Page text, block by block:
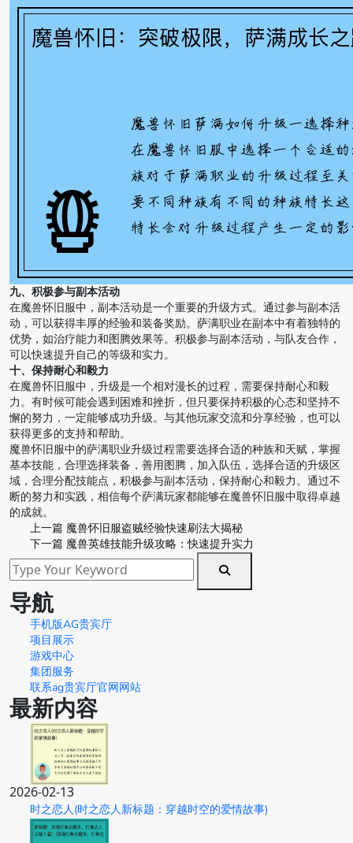
九、积极参与副本活动
在魔兽怀旧服中，副本活动是一个重要的升级方式。通过参与副本活
动，可以获得丰厚的经验和装备奖励。萨满职业在副本中有着独特的
优势，如治疗能力和图腾效果等。积极参与副本活动，与队友合作，
可以快速提升自己的等级和实力。
十、保持耐心和毅力
在魔兽怀旧服中，升级是一个相对漫长的过程，需要保持耐心和毅
力。有时候可能会遇到困难和挫折，但只要保持积极的心态和坚持不
懈的努力，一定能够成功升级。与其他玩家交流和分享经验，也可以
获得更多的支持和帮助。
魔兽怀旧服中的萨满职业升级过程需要选择合适的种族和天赋，掌握
基本技能，合理选择装备，善用图腾，加入队伍，选择合适的升级区
域，合理分配技能点，积极参与副本活动，保持耐心和毅力。通过不
断的努力和实践，相信每个萨满玩家都能够在魔兽怀旧服中取得卓越
的成就。
上一篇 魔兽怀旧服盗贼经验快速刷法大揭秘
下一篇 魔兽英雄技能升级攻略：快速提升实力
导航
手机版AG贵宾厅
项目展示
游戏中心
集团服务
联系ag贵宾厅官网网站
最新内容
2026-02-13
时之恋人(时之恋人新标题：穿越时空的爱情故事)